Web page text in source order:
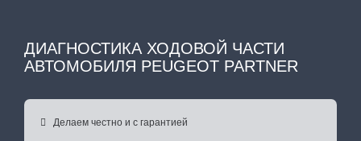
ДИАГНОСТИКА ХОДОВОЙ ЧАСТИ
АВТОМОБИЛЯ PEUGEOT PARTNER
 Делаем честно и с гарантией